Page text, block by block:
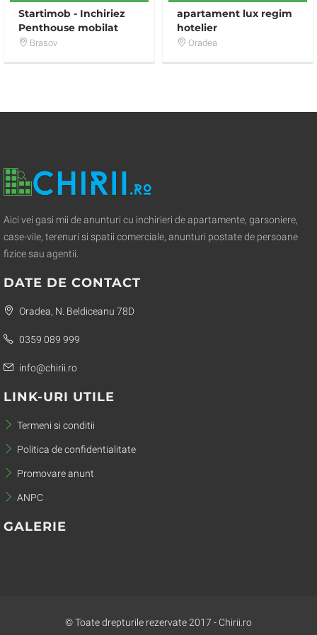
Startimob - Inchiriez
Penthouse mobilat
Tampa Gardens
Brasov
apartament lux regim
hotelier
Oradea
Aici vei gasi mii de anunturi cu inchirieri de apartamente, garsoniere,
case-vile, terenuri si spatii comerciale, anunturi postate de persoane
fizice sau agentii.
DATE DE CONTACT
Oradea, N. Beldiceanu 78D
0359 089 999
info@chirii.ro
LINK-URI UTILE
Termeni si conditii
Politica de confidentialitate
Promovare anunt
ANPC
GALERIE
© Toate drepturile rezervate 2017 - Chirii.ro